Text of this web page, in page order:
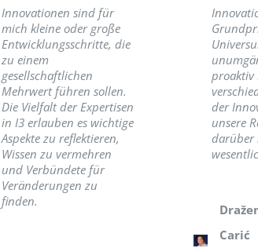
Innovationen sind für
mich kleine oder große
Entwicklungsschritte, die
zu einem
gesellschaftlichen
Mehrwert führen sollen.
Die Vielfalt der Expertisen
in I3 erlauben es wichtige
Aspekte zu reflektieren,
Wissen zu vermehren
und Verbündete für
Veränderungen zu
finden.
proaktiv
der
unsere
darüber
Carić